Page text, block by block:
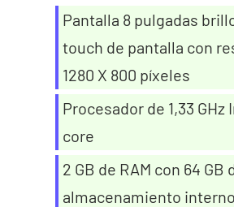
Pantalla 8 pulgadas
touch de pantalla con
1280 X 800 píxeles
Procesador de 1,33 GHz
core
2 GB de RAM con 64 GB
almacenamiento interno